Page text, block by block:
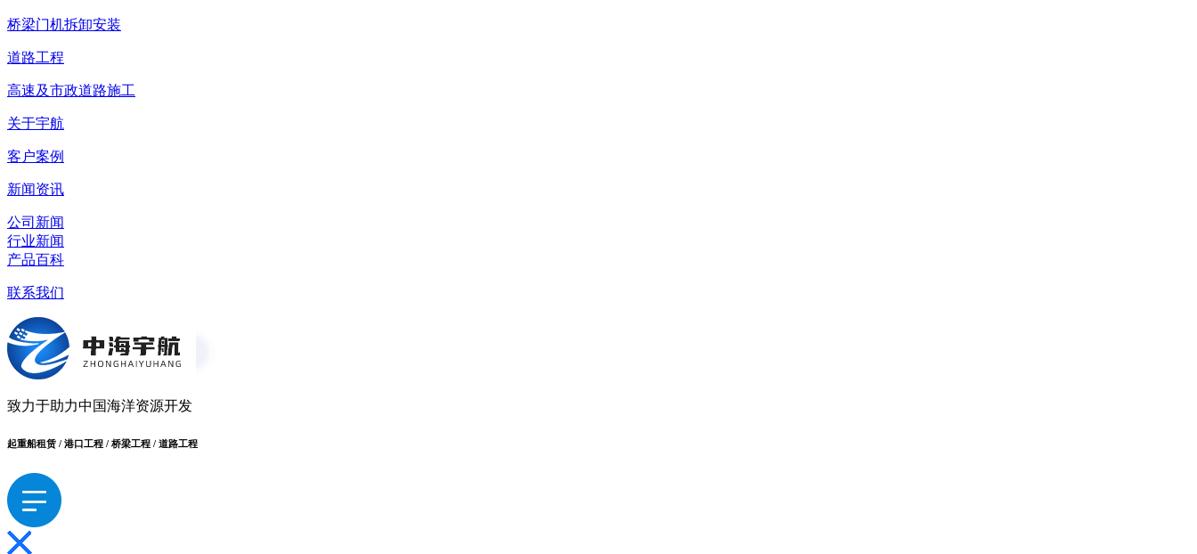
桥梁门机拆卸安装
道路工程
高速及市政道路施工
关于宇航
客户案例
新闻资讯
公司新闻
行业新闻
产品百科
联系我们
致力于助力中国海洋资源开发
起重船租赁 / 港口工程 / 桥梁工程 / 道路工程